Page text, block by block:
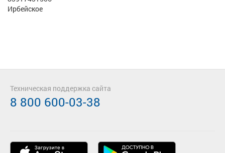
Ирбейское
Техническая поддержка сайта
8 800 600-03-38